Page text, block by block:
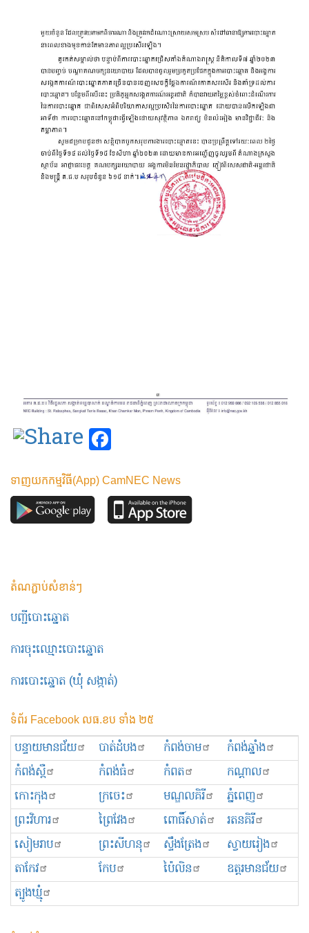
ទាញយកកម្មវិធី(App) CamNEC News
តំណភ្ជាប់សំខាន់ៗ
បញ្ជីបោះឆ្នោត
ការចុះឈ្មោះបោះឆ្នោត
ការបោះឆ្នោត (ឃុំ សង្កាត់)
ទំព័រ Facebook លធ.ខប ទាំង ២៥
បន្ទាយមានជ័យ បាត់ដំបង កំពង់ចាម
កំពង់ឆ្នាំង
កំពង់ស្ពឺ
កំពង់ធំ កំពត
កណ្ដាល
កោះកុង
ក្រចេះ មណ្ឌលគិរី
ភ្នំពេញ
ព្រះ​វិហារ
ព្រៃវែង ពោធិ៍សាត់
រតនគិរី
សៀមរាប
ព្រះសីហនុ ស្ទឹងត្រែង
ស្វាយរៀង
តាកែវ
កែប ប៉ៃលិន
ឧត្ដរមានជ័យ
ត្បូងឃ្មុំ